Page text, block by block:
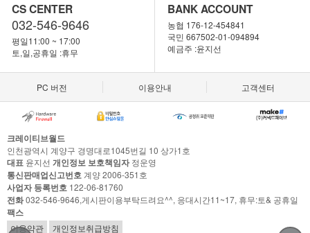
CS CENTER
032-546-9646
평일11:00 ~ 17:00
토,일,공휴일 :휴무
BANK ACCOUNT
농협 176-12-454841
국민 667502-01-094894
예금주 :윤지선
PC 버전 이용안내 고객센터
크레이티브월드
인천광역시 계양구 경명대로1045번길 10 상가1호
대표 윤지선 개인정보 보호책임자정운영
통신판매업신고번호 계양 2006-351호
사업자 등록번호 122-06-81760
전화032-546-9646,게시판이용부탁드려요^^, 응대시간11~17, 휴무:토& 공휴일
팩스
이용약관 개인정보취급방침